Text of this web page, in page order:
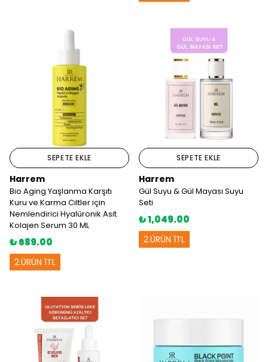
SEPETE EKLE
Harrem
Bio Aging Yaşlanma Karşıtı
Kuru ve Karma Ciltler için
Nemlendirici Hyalüronik Asit
Kolajen Serum 30 ML
₺ 689.00
2.ÜRÜN 1TL
SEPETE EKLE
Harrem
Gül Suyu & Gül Mayası Suyu
Seti
₺ 1,049.00
2.ÜRÜN 1TL